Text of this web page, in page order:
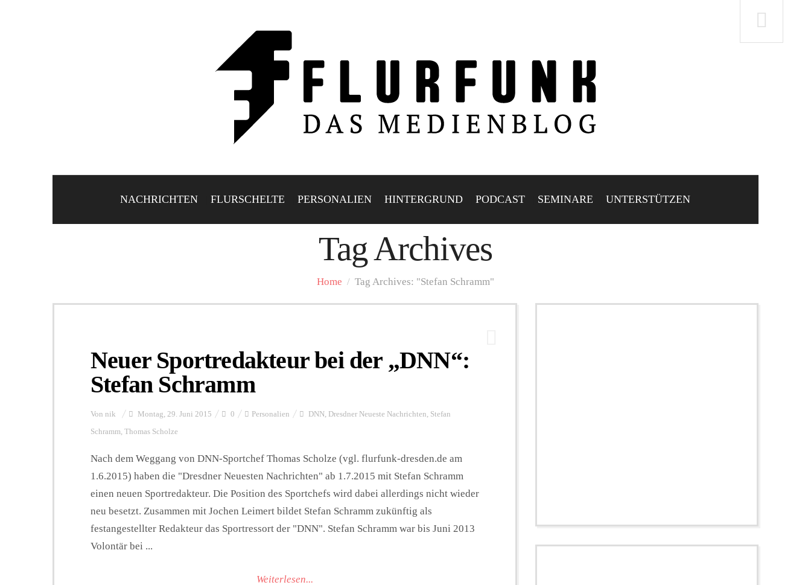
NACHRICHTEN FLURSCHELTE PERSONALIEN HINTERGRUND PODCAST SEMINARE UNTERSTÜTZEN
Tag Archives
Home / Tag Archives: "Stefan Schramm"
Neuer Sportredakteur bei der „DNN“:
Stefan Schramm
Von nik Montag, 29. Juni 2015 0 Personalien DNN, Dresdner Neueste Nachrichten, Stefan
Schramm, Thomas Scholze
Nach dem Weggang von DNN-Sportchef Thomas Scholze (vgl. flurfunk-dresden.de am
1.6.2015) haben die "Dresdner Neuesten Nachrichten" ab 1.7.2015 mit Stefan Schramm
einen neuen Sportredakteur. Die Position des Sportchefs wird dabei allerdings nicht wieder
neu besetzt. Zusammen mit Jochen Leimert bildet Stefan Schramm zukünftig als
festangestellter Redakteur das Sportressort der "DNN". Stefan Schramm war bis Juni 2013
Volontär bei ...
Weiterlesen...